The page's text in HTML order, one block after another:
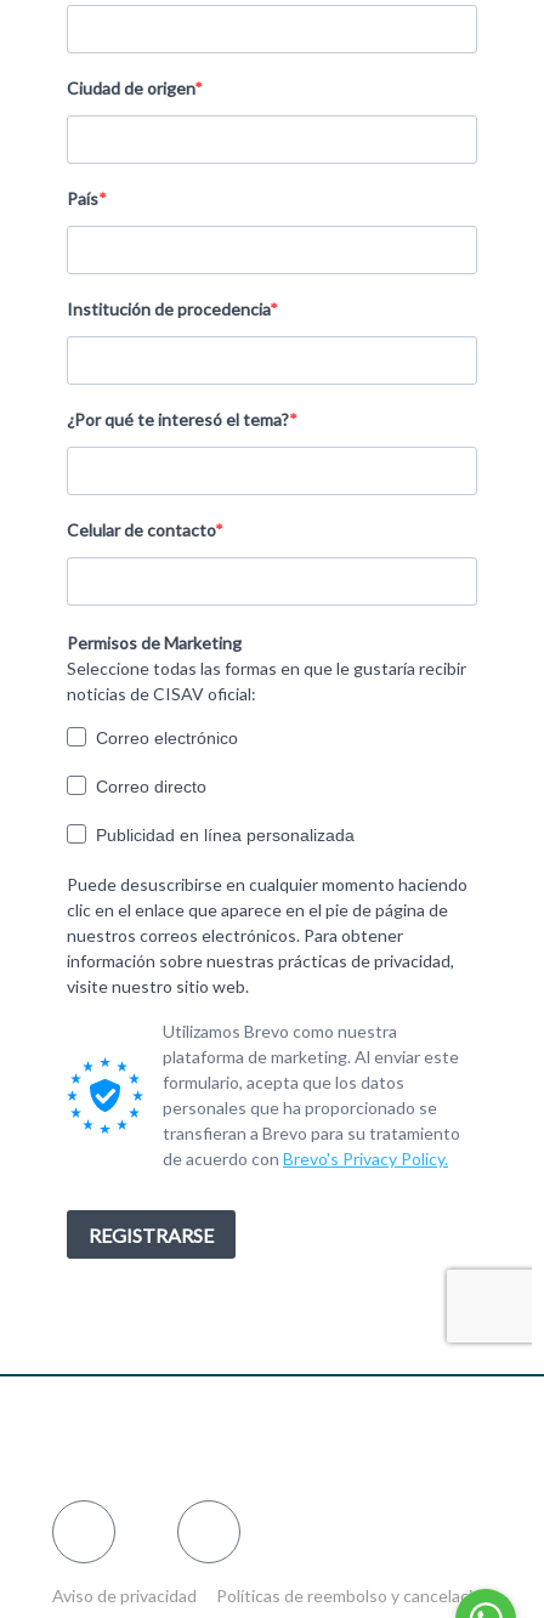
Aviso de privacidad Políticas de reembolso y cancelación